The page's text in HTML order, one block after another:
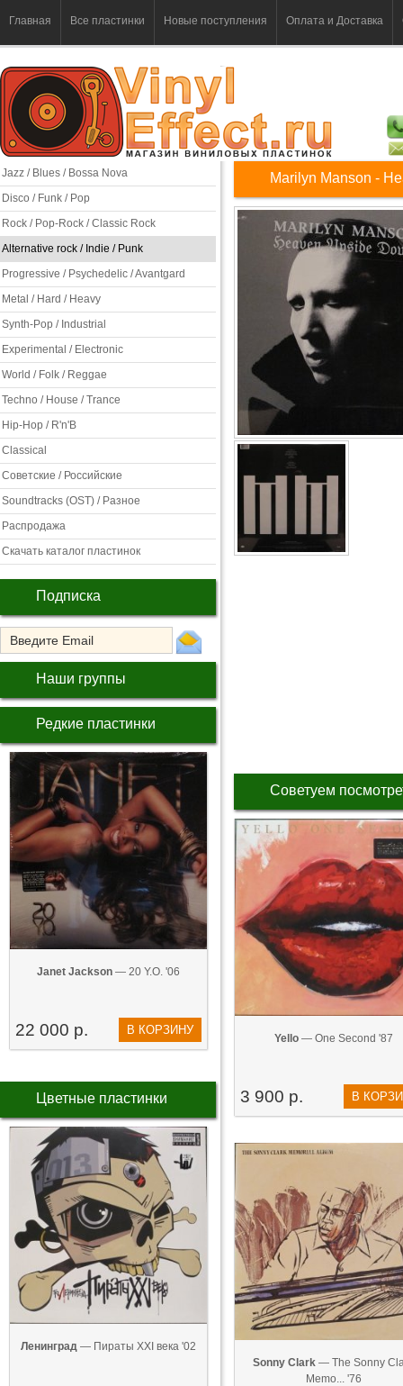
Главная Все пластинки Новые поступления Оплата и Доставка
Jazz / Blues / Bossa Nova
Disco / Funk / Pop
Rock / Pop-Rock / Classic Rock
Alternative rock / Indie / Punk
Progressive / Psychedelic / Avantgard
Metal / Hard / Heavy
Synth-Pop / Industrial
Experimental / Electronic
World / Folk / Reggae
Techno / House / Trance
Hip-Hop / R'n'B
Classical
Советские / Российские
Soundtracks (OST) / Разное
Распродажа
Скачать каталог пластинок
Подписка
Наши группы
Редкие пластинки
Janet Jackson — 20 Y.O. '06
22 000 р. В КОРЗИНУ
Цветные пластинки
Ленинград — Пираты XXI века '02
Marilyn Manson -
Советуем
Yello— One Second '87
3 900 р. В
Sonny Clark — The Sonny
Memo... '76